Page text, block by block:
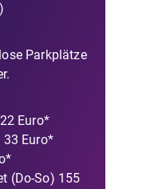
Parkplätze
Euro*
Euro*
(Do-So) 155